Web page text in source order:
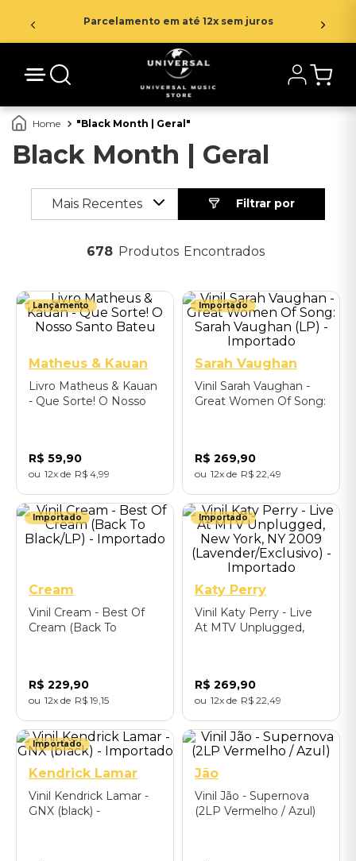
Parcelamento em até 12x sem juros
Black Month | Geral
Black Month | Geral
Mais Recentes
678 Produtos
Lançamento
Matheus & Kauan
Livro Matheus & Kauan
- Que Sorte! O Nosso
R$ 59,90
12 R$ 4 99
Importado
Sarah Vaughan
Vinil Sarah Vaughan -
Great Women Of Song:
R$ 269,90
12 R$ 22 49
Importado
Cream
Vinil Cream - Best Of
Cream (Back To
R$ 229,90
12 R$ 19 15
Importado
Katy Perry
Vinil Katy Perry - Live
At MTV Unplugged,
R$ 269,90
12 R$ 22 49
Importado
Kendrick Lamar
Vinil Kendrick Lamar -
GNX (black) -
Jão
Vinil Jão - Supernova
(2LP Vermelho / Azul)